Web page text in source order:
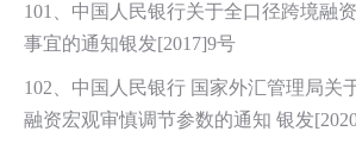
101、中国人民银行关于全口径跨境融
事宜的通知银发[2017]9号
102、中国人民银行 国家外汇管理局关
融资宏观审慎调节参数的通知 银发